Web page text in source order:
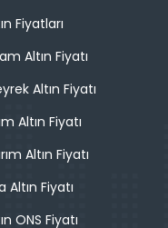
Fiyatları
Altın Fiyatı
Altın Fiyatı
Altın Fiyatı
Altın Fiyatı
Altın Fiyatı
ONS Fiyatı